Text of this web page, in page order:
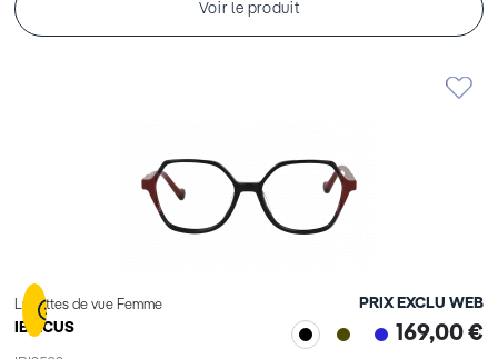
Voir le produit
Lunettes de vue Femme
IBIZCUS
PRIX EXCLU WEB
169,00 €